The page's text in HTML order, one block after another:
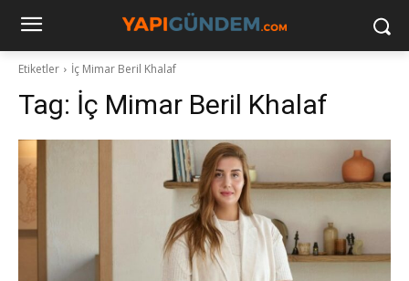
Etiketler İç Mimar Beril Khalaf
Tag: İç Mimar Beril Khalaf